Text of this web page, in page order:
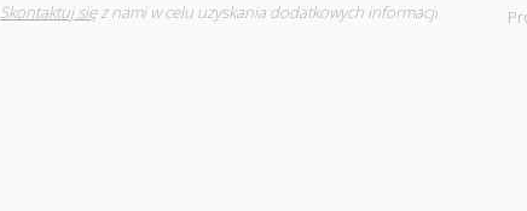
Skontaktuj sięz nami w celu uzyskania dodatkowych informacji